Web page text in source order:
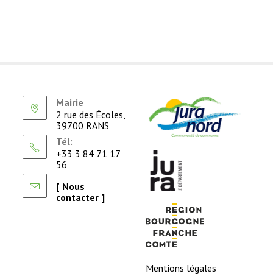
Mairie
2 rue des Écoles,
39700 RANS
Tél:
+33 3 84 71 17
56
[ Nous
contacter ]
Mentions légales